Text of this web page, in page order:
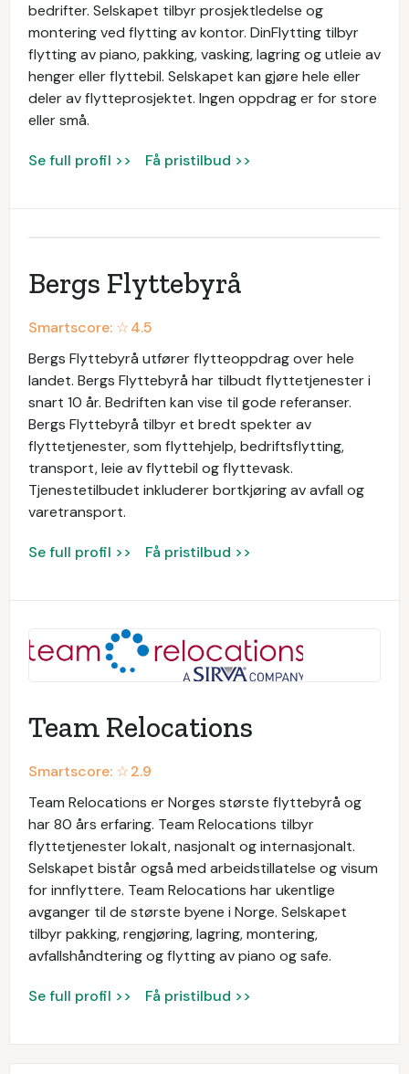
bedrifter. Selskapet tilbyr prosjektledelse og
montering ved flytting av kontor. DinFlytting tilbyr
flytting av piano, pakking, vasking, lagring og utleie av
henger eller flyttebil. Selskapet kan gjøre hele eller
deler av flytteprosjektet. Ingen oppdrag er for store
eller små.
Se full profil >> Få pristilbud >>
Bergs Flyttebyrå
Smartscore: ☆4.5
Bergs Flyttebyrå utfører flytteoppdrag over hele
landet. Bergs Flyttebyrå har tilbudt flyttetjenester i
snart 10 år. Bedriften kan vise til gode referanser.
Bergs Flyttebyrå tilbyr et bredt spekter av
flyttetjenester, som flyttehjelp, bedriftsflytting,
transport, leie av flyttebil og flyttevask.
Tjenestetilbudet inkluderer bortkjøring av avfall og
varetransport.
Se full profil >> Få pristilbud >>
Team Relocations
Smartscore: ☆2.9
Team Relocations er Norges største flyttebyrå og
har 80 års erfaring. Team Relocations tilbyr
flyttetjenester lokalt, nasjonalt og internasjonalt.
Selskapet bistår også med arbeidstillatelse og visum
for innflyttere. Team Relocations har ukentlige
avganger til de største byene i Norge. Selskapet
tilbyr pakking, rengjøring, lagring, montering,
avfallshåndtering og flytting av piano og safe.
Se full profil >> Få pristilbud >>